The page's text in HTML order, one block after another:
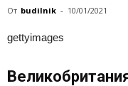
От budilnik - 10/01/2021
gettyimages